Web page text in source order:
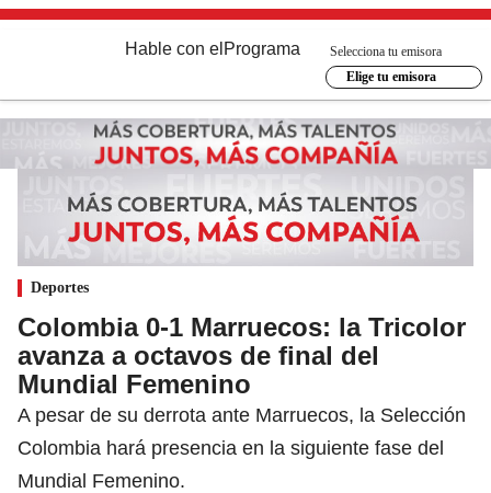
Hable con el Programa
Selecciona tu emisora
Elige tu emisora
Deportes
Colombia 0-1 Marruecos: la Tricolor
avanza a octavos de final del
Mundial Femenino
A pesar de su derrota ante Marruecos, la Selección
Colombia hará presencia en la siguiente fase del
Mundial Femenino.